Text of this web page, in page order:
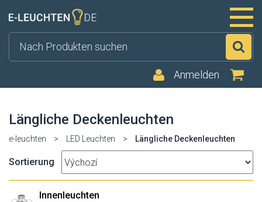
Anmelden
Längliche Deckenleuchten
e-leuchten > LED Leuchten > Längliche Deckenleuchten
Sortierung
Innenleuchten